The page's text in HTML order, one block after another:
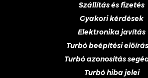
Szállítás és fizetés
Gyakori kérdések
Elektronika javítás
Turbó beépítési
Turbó azonosítás
Turbó hiba jelei